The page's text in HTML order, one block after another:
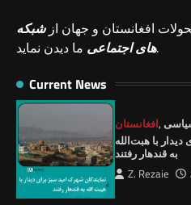
افغانستان و جهان ازشبکه
های اجتماعیما دیدن نماید.
Current News
افغانستان,
با هبت‌الله
به قندهار رفتند
Z. Rezaie